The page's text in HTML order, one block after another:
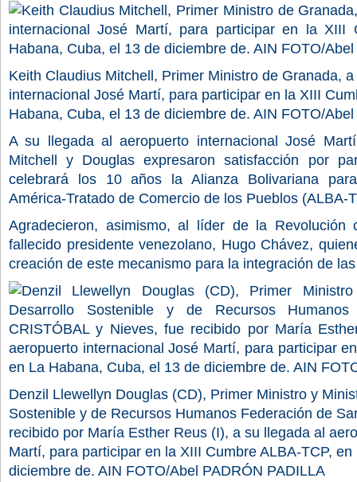
Keith Claudius Mitchell, Primer Ministro de Granada,
internacional José Martí, para participar en la XIII
Habana, Cuba, el 13 de diciembre de. AIN FOTO/
A su llegada al aeropuerto internacional José
Mitchell y Douglas expresaron satisfacción por
celebrará los 10 años la Alianza Bolivariana
América-Tratado de Comercio de los Pueblos (ALBA-
Agradecieron, asimismo, al líder de la Revolución
fallecido presidente venezolano, Hugo Chávez,
creación de este mecanismo para la integración de
Denzil Llewellyn Douglas (CD), Primer Ministro y
Sostenible y de Recursos Humanos Federación de
recibido por María Esther Reus (I), a su llegada al
Martí, para participar en la XIII Cumbre ALBA-TCP,
diciembre de. AIN FOTO/Abel PADRÓN PADILLA